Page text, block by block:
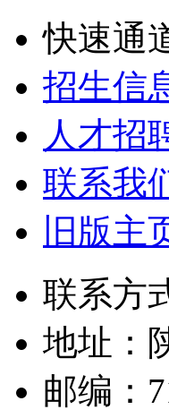
快速通
招生信
人才招
联系我
旧版主
联系方
地址：
邮编：